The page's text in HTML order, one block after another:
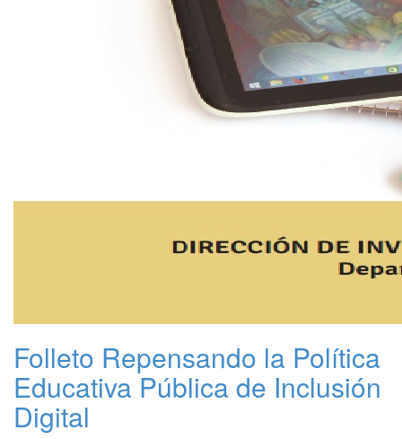
Folleto Repensando la Política
Educativa Pública de Inclusión
Digital